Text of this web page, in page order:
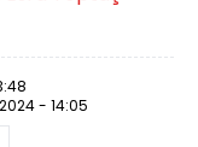
- 14:05